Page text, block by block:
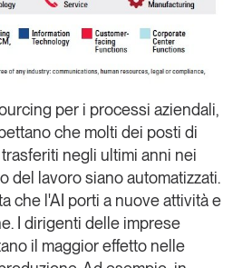
di GS1 Italy che racconta in
a professionisti e
GS1 Italy
Tendenze
per i processi aziendali,
che molti dei posti di
negli ultimi anni nei
del lavoro siano automatizzati.
che l'AI porti a nuove attività e
I dirigenti delle imprese
il maggior effetto nelle